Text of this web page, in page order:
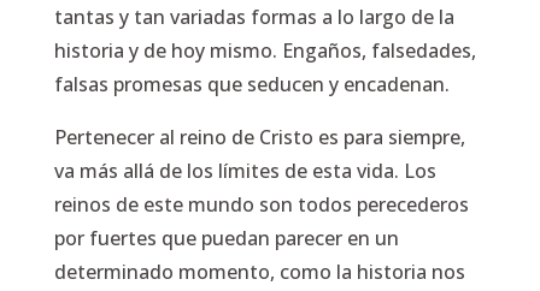
tantas y tan variadas formas a lo largo de la
historia y de hoy mismo. Engaños, falsedades,
falsas promesas que seducen y encadenan.
Pertenecer al reino de Cristo es para siempre,
va más allá de los límites de esta vida. Los
reinos de este mundo son todos perecederos
por fuertes que puedan parecer en un
determinado momento, como la historia nos